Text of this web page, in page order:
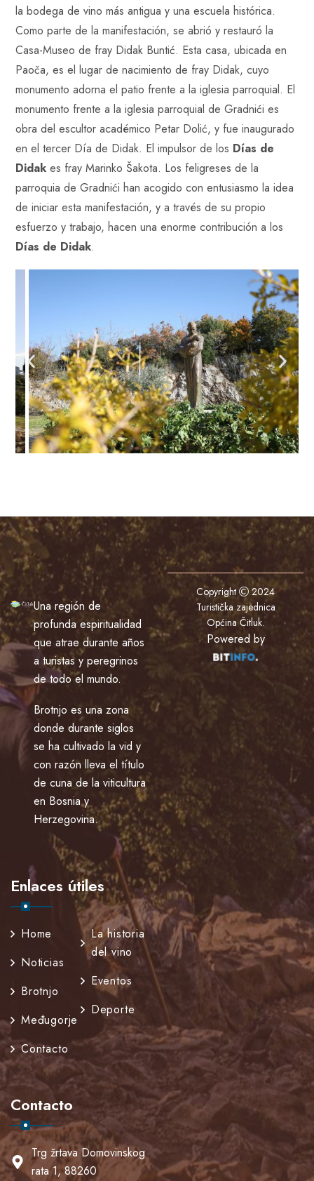
la bodega de vino más antigua y una escuela histórica.
Como parte de la manifestación, se abrió y restauró la
Casa-Museo de fray Didak Buntić. Esta casa, ubicada en
Paoča, es el lugar de nacimiento de fray Didak, cuyo
monumento adorna el patio frente a la iglesia parroquial. El
monumento frente a la iglesia parroquial de Gradnići es
obra del escultor académico Petar Dolić, y fue inaugurado
en el tercer Día de Didak. El impulsor de los Días de
Didak es fray Marinko Šakota. Los feligreses de la
parroquia de Gradnići han acogido con entusiasmo la idea
de iniciar esta manifestación, y a través de su propio
esfuerzo y trabajo, hacen una enorme contribución a los
Días de Didak.
Una región de
profunda espiritualidad
que atrae durante años
a turistas y peregrinos
de todo el mundo.
Brotnjo es una zona
donde durante siglos
se ha cultivado la vid y
con razón lleva el título
de cuna de la viticultura
en Bosnia y
Herzegovina.
Enlaces útiles
Home
Noticias
Brotnjo
Međugorje
Contacto
La historia
del vino
Eventos
Deporte
Contacto
Trg žrtava Domovinskog
rata 1, 88260
Copyright
2024
Turistička zajednica
Općina Čitluk.
Powered by